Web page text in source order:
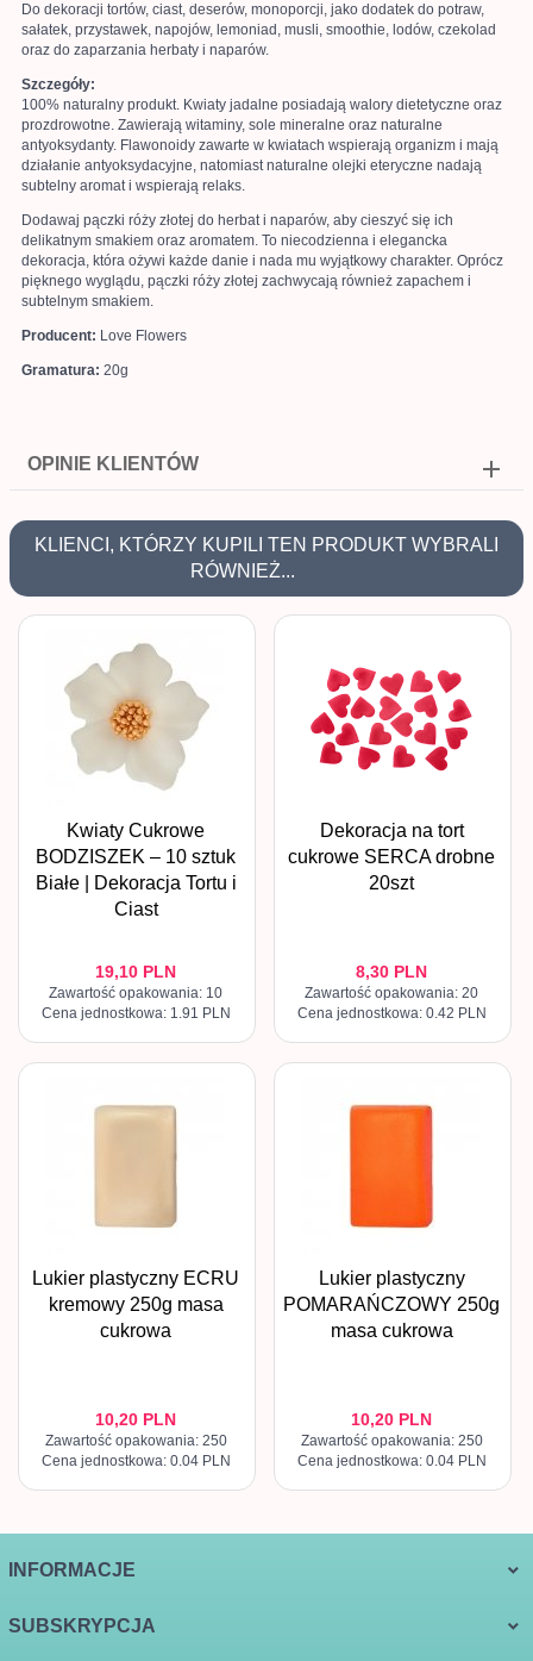
Do dekoracji tortów, ciast, deserów, monoporcji, jako dodatek do potraw,
sałatek, przystawek, napojów, lemoniad, musli, smoothie, lodów, czekolad
oraz do zaparzania herbaty i naparów.
Szczegóły:
100% naturalny produkt. Kwiaty jadalne posiadają walory dietetyczne oraz
prozdrowotne. Zawierają witaminy, sole mineralne oraz naturalne
antyoksydanty. Flawonoidy zawarte w kwiatach wspierają organizm i mają
działanie antyoksydacyjne, natomiast naturalne olejki eteryczne nadają
subtelny aromat i wspierają relaks.
Dodawaj pączki róży złotej do herbat i naparów, aby cieszyć się ich
delikatnym smakiem oraz aromatem. To niecodzienna i elegancka
dekoracja, która ożywi każde danie i nada mu wyjątkowy charakter. Oprócz
pięknego wyglądu, pączki róży złotej zachwycają również zapachem i
subtelnym smakiem.
Producent: Love Flowers
Gramatura: 20g
OPINIE KLIENTÓW
KLIENCI, KTÓRZY KUPILI TEN PRODUKT WYBRALI
RÓWNIEŻ...
Kwiaty Cukrowe
BODZISZEK – 10 sztuk
Białe | Dekoracja Tortu i
Ciast
19,10 PLN
Zawartość opakowania: 10
Cena jednostkowa: 1.91 PLN
Dekoracja na tort
cukrowe SERCA drobne
20szt
8,30 PLN
Zawartość opakowania: 20
Cena jednostkowa: 0.42 PLN
Lukier plastyczny ECRU
kremowy 250g masa
cukrowa
10,20 PLN
Zawartość opakowania: 250
Cena jednostkowa: 0.04 PLN
Lukier plastyczny
POMARAŃCZOWY 250g
masa cukrowa
10,20 PLN
Zawartość opakowania: 250
Cena jednostkowa: 0.04 PLN
INFORMACJE
SUBSKRYPCJA